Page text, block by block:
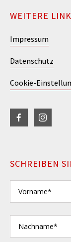
WEITERE
Impressum
Datenschutz
Cookie-
SCHREIBEN